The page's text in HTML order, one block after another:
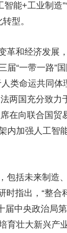
阅读
能+工业制造
型。
革和经济发展
“一带一路”
类命运共同体
两国充分致力
在向联合国贸
内加强人工智
包括未来制造
指出，“整合
届中央政治局
育壮大新兴产